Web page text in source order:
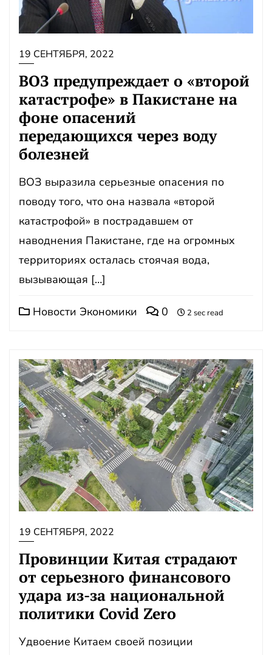
19 СЕНТЯБРЯ, 2022
ВОЗ предупреждает о «второй
катастрофе» в Пакистане на
фоне опасений
передающихся через воду
болезней
ВОЗ выразила серьезные опасения по
поводу того, что она назвала «второй
катастрофой» в пострадавшем от
наводнения Пакистане, где на огромных
территориях осталась стоячая вода,
вызывающая […]
Новости Экономики 0 2 sec read
19 СЕНТЯБРЯ, 2022
Провинции Китая страдают
от серьезного финансового
удара из-за национальной
политики Covid Zero
Удвоение Китаем своей позиции